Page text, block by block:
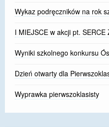
Wykaz podręczników na rok
I MIEJSCE w akcji pt. SERCE
Wyniki szkolnego konkursu
Dzień otwarty dla
Wyprawka pierwszoklasisty